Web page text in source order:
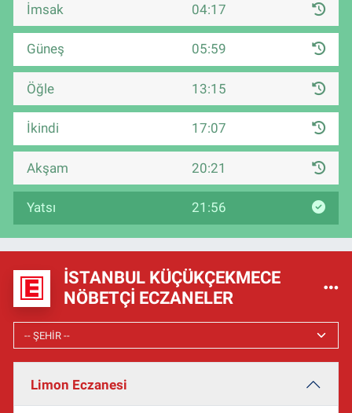
İmsak 04:17
Güneş 05:59
Öğle 13:15
İkindi 17:07
Akşam 20:21
Yatsı 21:56
İSTANBUL KÜÇÜKÇEKMECE
NÖBETÇI ECZANELER
Limon Eczanesi